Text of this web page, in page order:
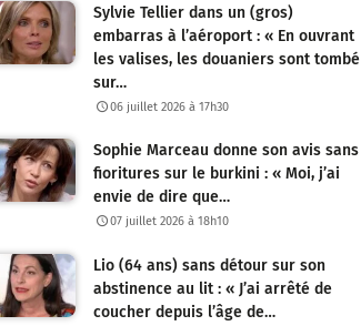
Sylvie Tellier dans un (gros)
embarras à l’aéroport : « En ouvrant
les valises, les douaniers sont tombé
sur…
06 juillet 2026 à 17h30
Sophie Marceau donne son avis sans
fioritures sur le burkini : « Moi, j’ai
envie de dire que…
07 juillet 2026 à 18h10
Lio (64 ans) sans détour sur son
abstinence au lit : « J’ai arrêté de
coucher depuis l’âge de…